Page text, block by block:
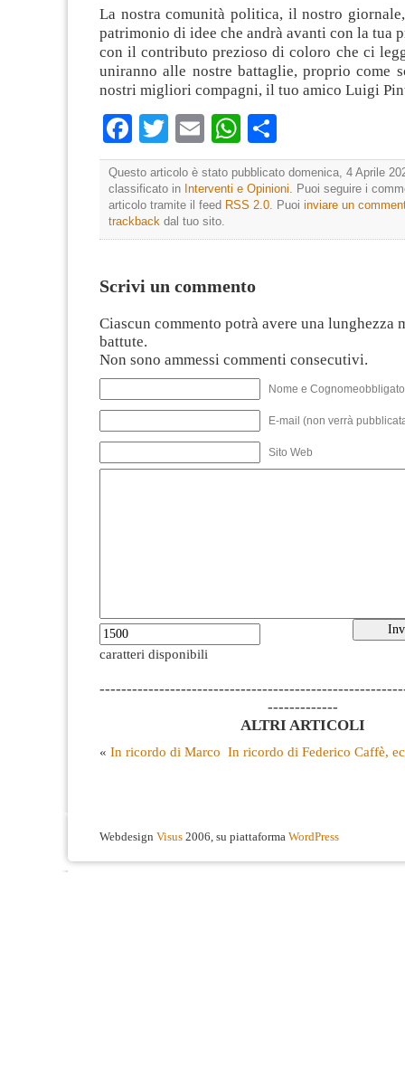
La nostra comunità politica, il nostro
patrimonio di idee che andrà avanti con la tua
con il contributo prezioso di coloro che ci
uniranno alle nostre battaglie, proprio come
nostri migliori compagni, il tuo amico Luigi
Facebook
TwitterEmailWhatsApp
Questo articolo è stato pubblicato domenica, 4 Aprile
classificato in Interventi e Opinioni. Puoi seguire i
articolo tramite il feed RSS 2.0. Puoi inviare un
trackback dal tuo sito.
Scrivi un commento
Ciascun commento potrà avere una lunghezza
battute.
Non sono ammessi commenti consecutivi.
Nome e
E-mail (non verrà
Sito Web
caratteri disponibili
-------------
ALTRI ARTICOLI
« In ricordo di Marco In ricordo di Federico Caffè,
Webdesign Visus 2006, su piattaforma WordPress